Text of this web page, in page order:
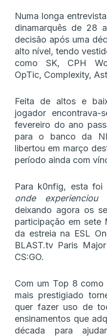
Numa longa
dinamarquês de 28
decisão após uma
alto nível, tendo
como SK, CPH
OpTic, Complexity,
Feita de altos e
jogador encontrava-
fevereiro do ano
para o banco da
libertou em março
período ainda com
Para k0nfig, esta foi
onde
deixando agora os
participação em sete
da estreia na ESL
BLAST.tv Paris
CS:GO.
Com um Top 8 como
mais prestigiado
quer fazer uso de
ensinamentos que
década para